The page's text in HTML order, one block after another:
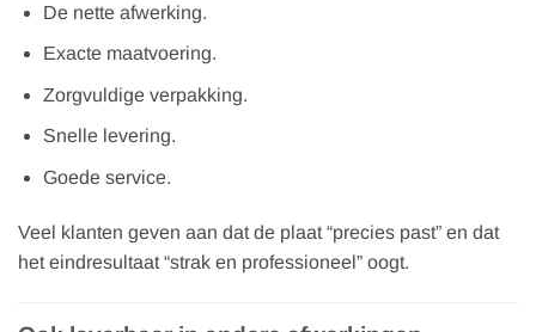
De nette afwerking.
Exacte maatvoering.
Zorgvuldige verpakking.
Snelle levering.
Goede service.
Veel klanten geven aan dat de plaat “precies past” en dat
het eindresultaat “strak en professioneel” oogt.